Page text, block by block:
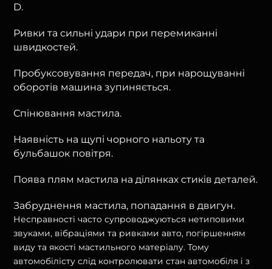
D.
Ривки та сильні удари при перемиканні
швидкостей.
Пробуксовування передач, при нарощуванні
оборотів машина зупиняється.
Спінювання мастила.
Наявність на щупі чорного нальоту та
бульбашок повітря.
Поява плям мастила на ділянках стиків деталей.
Забруднення мастила, попадання в двигун.
Несправності часто супроводжуються нетиповими
звуками, вібраціями та ривками авто, погіршенням
виду та якості мастильного матеріалу. Тому
автомобілісту слід контролювати стан автомобіля і з